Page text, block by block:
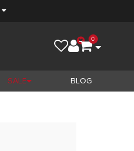
0
SALE BLOG